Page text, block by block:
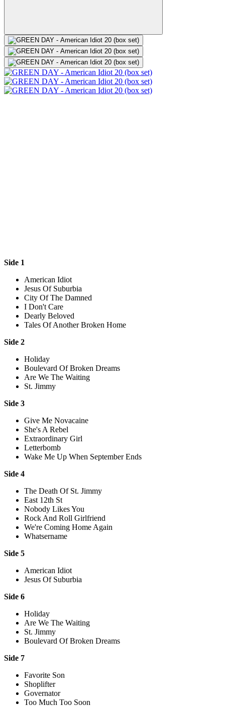
Side 1
American Idiot
Jesus Of Suburbia
City Of The Damned
I Don't Care
Dearly Beloved
Tales Of Another Broken Home
Side 2
Holiday
Boulevard Of Broken Dreams
Are We The Waiting
St. Jimmy
Side 3
Give Me Novacaine
She's A Rebel
Extraordinary Girl
Letterbomb
Wake Me Up When September Ends
Side 4
The Death Of St. Jimmy
East 12th St
Nobody Likes You
Rock And Roll Girlfriend
We're Coming Home Again
Whatsername
Side 5
American Idiot
Jesus Of Suburbia
Side 6
Holiday
Are We The Waiting
St. Jimmy
Boulevard Of Broken Dreams
Side 7
Favorite Son
Shoplifter
Governator
Too Much Too Soon